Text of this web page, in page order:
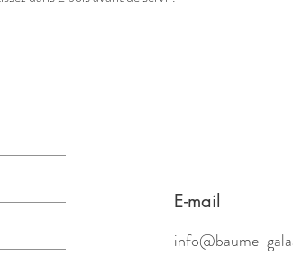
E-mail
info@baume-